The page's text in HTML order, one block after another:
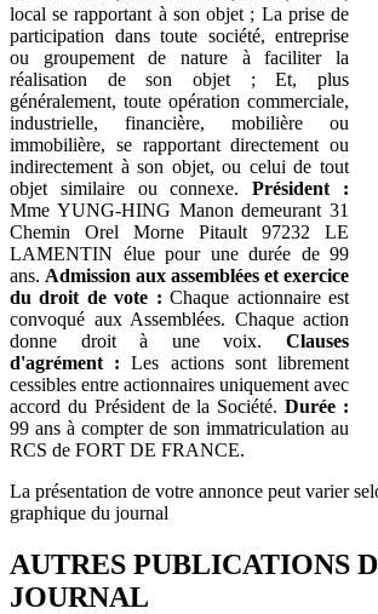
local se rapportant à son objet ; La prise de
participation dans toute société, entreprise
ou groupement de nature à faciliter la
réalisation de son objet ; Et, plus
généralement, toute opération commerciale,
industrielle, financière, mobilière ou
immobilière, se rapportant directement ou
indirectement à son objet, ou celui de tout
objet similaire ou connexe.Président :
Mme YUNG-HING Manon demeurant 31
Chemin Orel Morne Pitault 97232 LE
LAMENTIN élue pour une durée de 99
ans. Admission aux assemblées et exercice
du droit de vote : Chaque actionnaire est
convoqué aux Assemblées. Chaque action
donne droit à une voix. Clauses
d'agrément : Les actions sont librement
cessibles entre actionnaires uniquement avec
accord du Président de la Société.Durée :
99 ans à compter de son immatriculation au
RCS de FORT DE FRANCE.
La présentation de votre annonce peut varier
graphique du journal
AUTRES PUBLICATIONS
JOURNAL